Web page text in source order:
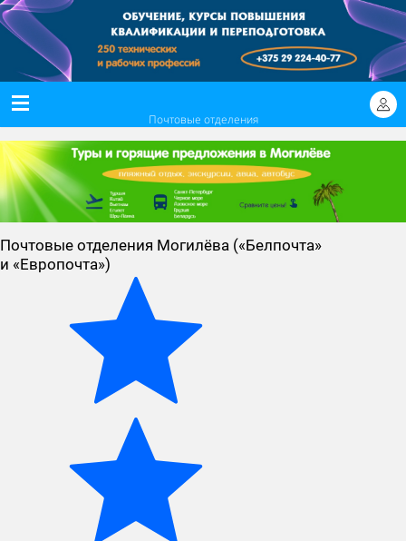
Почтовые отделения
Почтовые отделения Могилёва («Белпочта»
и «Европочта»)